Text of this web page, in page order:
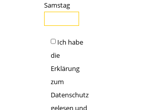
Samstag
Ich habe
die
Erklärung
zum
Datenschutz
gelesen und